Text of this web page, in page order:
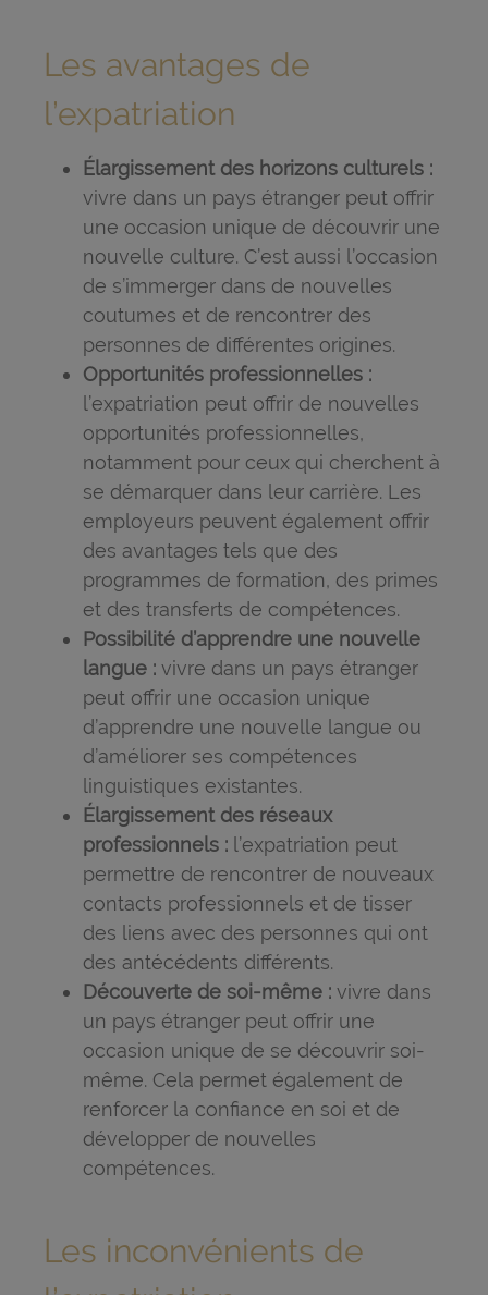
Les avantages de
l’expatriation
Élargissement des horizons culturels :
vivre dans un pays étranger peut offrir
une occasion unique de découvrir une
nouvelle culture. C’est aussi l’occasion
de s’immerger dans de nouvelles
coutumes et de rencontrer des
personnes de différentes origines.
Opportunités professionnelles :
l’expatriation peut offrir de nouvelles
opportunités professionnelles,
notamment pour ceux qui cherchent à
se démarquer dans leur carrière. Les
employeurs peuvent également offrir
des avantages tels que des
programmes de formation, des primes
et des transferts de compétences.
Possibilité d’apprendre une nouvelle
langue : vivre dans un pays étranger
peut offrir une occasion unique
d’apprendre une nouvelle langue ou
d’améliorer ses compétences
linguistiques existantes.
Élargissement des réseaux
professionnels : l’expatriation peut
permettre de rencontrer de nouveaux
contacts professionnels et de tisser
des liens avec des personnes qui ont
des antécédents différents.
Découverte de soi-même : vivre dans
un pays étranger peut offrir une
occasion unique de se découvrir soi-
même. Cela permet également de
renforcer la confiance en soi et de
développer de nouvelles
compétences.
Les inconvénients de